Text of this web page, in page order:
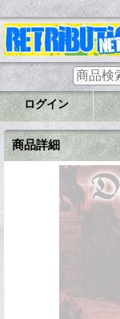
ログイン
商品詳細